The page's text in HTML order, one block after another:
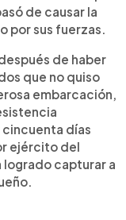
de causar la
por sus fuerzas.
de haber
que no quiso
embarcación,
cincuenta días
ejército del
logrado capturar a